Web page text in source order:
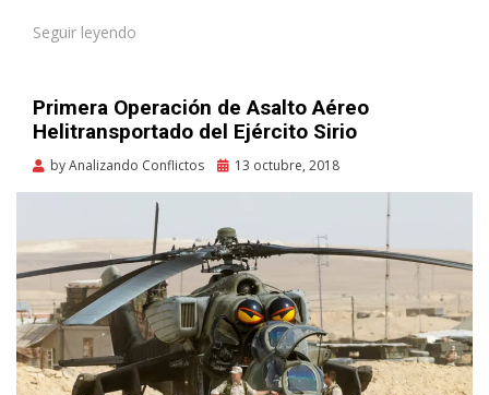
Seguir leyendo
Primera Operación de Asalto Aéreo
Helitransportado del Ejército Sirio
byAnalizando Conflictos
Posted
13 octubre, 2018